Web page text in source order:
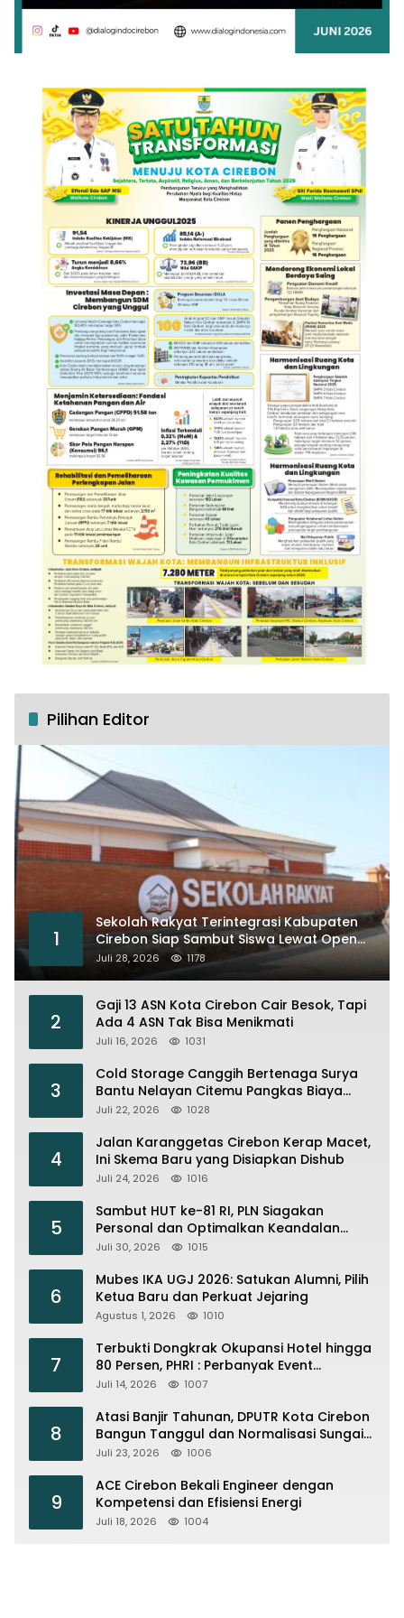
Pilihan Editor
1
Sekolah Rakyat Terintegrasi Kabupaten
Cirebon Siap Sambut Siswa Lewat Open
House dan MPLS
Juli 28, 2026 1178
2
Gaji 13 ASN Kota Cirebon Cair Besok, Tapi
Ada 4 ASN Tak Bisa Menikmati
Juli 16, 2026 1031
3
Cold Storage Canggih Bertenaga Surya
Bantu Nelayan Citemu Pangkas Biaya
Operasional
Juli 22, 2026 1028
4
Jalan Karanggetas Cirebon Kerap Macet,
Ini Skema Baru yang Disiapkan Dishub
Juli 24, 2026 1016
5
Sambut HUT ke-81 RI, PLN Siagakan
Personal dan Optimalkan Keandalan
Instalasi Transmisi
Juli 30, 2026 1015
6
Mubes IKA UGJ 2026: Satukan Alumni, Pilih
Ketua Baru dan Perkuat Jejaring
Agustus 1, 2026 1010
7
Terbukti Dongkrak Okupansi Hotel hingga
80 Persen, PHRI : Perbanyak Event
Olahraga di Cirebon
Juli 14, 2026 1007
8
Atasi Banjir Tahunan, DPUTR Kota Cirebon
Bangun Tanggul dan Normalisasi Sungai
Kijing
Juli 23, 2026 1006
9
ACE Cirebon Bekali Engineer dengan
Kompetensi dan Efisiensi Energi
Juli 18, 2026 1004